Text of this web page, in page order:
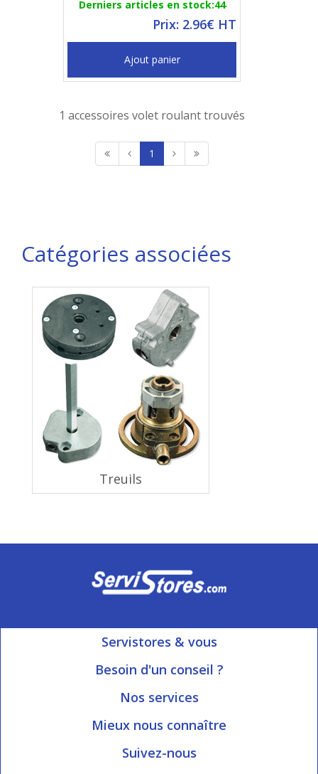
Derniers articles en stock:44
Prix: 2.96€ HT
Ajout panier
1 accessoires volet roulant trouvés
1
Catégories associées
Treuils
Servistores & vous
Mon compte
Besoin d'un conseil ?
Ouvert du Lundi au Vendredi
Nos services
Informations livraison
Blog Servistores
Mieux nous connaître
Qui sommes-nous?
Suivez-nous